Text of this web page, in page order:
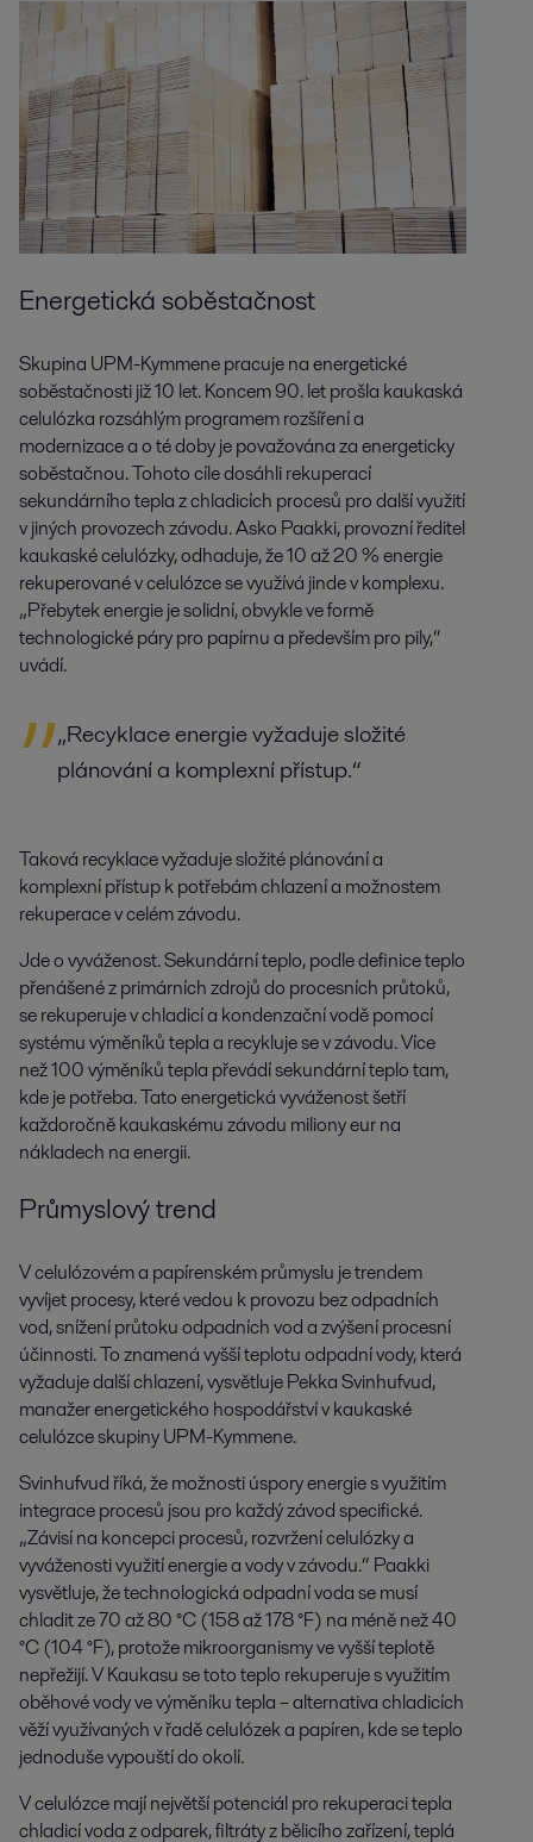
Energetická soběstačnost
Skupina UPM-Kymmene pracuje na energetické
soběstačnosti již 10 let. Koncem 90. let prošla kaukaská
celulózka rozsáhlým programem rozšíření a
modernizace a o té doby je považována za energeticky
soběstačnou. Tohoto cíle dosáhli rekuperací
sekundárního tepla z chladicích procesů pro další využití
v jiných provozech závodu. Asko Paakki, provozní ředitel
kaukaské celulózky, odhaduje, že 10 až 20 % energie
rekuperované v celulózce se využívá jinde v komplexu.
„Přebytek energie je solidní, obvykle ve formě
technologické páry pro papírnu a především pro pily,“
uvádí.
„Recyklace energie vyžaduje složité
plánování a komplexní přístup.“
Taková recyklace vyžaduje složité plánování a
komplexní přístup k potřebám chlazení a možnostem
rekuperace v celém závodu.
Jde o vyváženost. Sekundární teplo, podle definice teplo
přenášené z primárních zdrojů do procesních průtoků,
se rekuperuje v chladicí a kondenzační vodě pomocí
systému výměníků tepla a recykluje se v závodu. Více
než 100 výměníků tepla převádí sekundární teplo tam,
kde je potřeba. Tato energetická vyváženost šetří
každoročně kaukaskému závodu miliony eur na
nákladech na energii.
Průmyslový trend
V celulózovém a papírenském průmyslu je trendem
vyvíjet procesy, které vedou k provozu bez odpadních
vod, snížení průtoku odpadních vod a zvýšení procesní
účinnosti. To znamená vyšší teplotu odpadní vody, která
vyžaduje další chlazení, vysvětluje Pekka Svinhufvud,
manažer energetického hospodářství v kaukaské
celulózce skupiny UPM-Kymmene.
Svinhufvud říká, že možnosti úspory energie s využitím
integrace procesů jsou pro každý závod specifické.
„Závisí na koncepci procesů, rozvržení celulózky a
vyváženosti využití energie a vody v závodu.“ Paakki
vysvětluje, že technologická odpadní voda se musí
chladit ze 70 až 80 °C (158 až 178 °F) na méně než 40
°C (104 °F), protože mikroorganismy ve vyšší teplotě
nepřežijí. V Kaukasu se toto teplo rekuperuje s využitím
oběhové vody ve výměníku tepla – alternativa chladicích
věží využívaných v řadě celulózek a papíren, kde se teplo
jednoduše vypouští do okolí.
V celulózce mají největší potenciál pro rekuperaci tepla
chladicí voda z odparek, filtráty z bělicího zařízení, teplá